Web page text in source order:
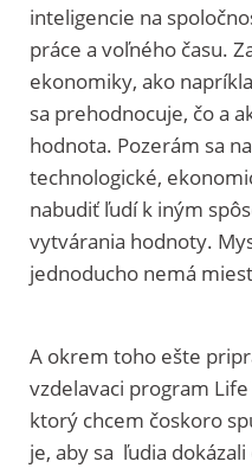
inteligencie na
práce a voľného času.
ekonomiky, ako
sa prehodnocuje, čo a
hodnota. Pozerám sa
technologické,
nabudiť ľudí k iným
vytvárania hodnoty.
jednoducho nemá
A okrem toho ešte
vzdelavaci program
ktorý chcem čoskoro
je, aby sa ľudia